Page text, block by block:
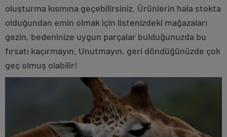
oluşturma kısmına geçebilirsiniz. Ürünlerin hala stokta
olduğundan emin olmak için listenizdeki mağazaları
gezin, bedeninize uygun parçalar bulduğunuzda bu
fırsatı kaçırmayın. Unutmayın, geri döndüğünüzde çok
geç olmuş olabilir!